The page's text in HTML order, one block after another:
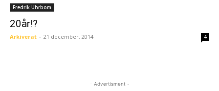
Fredrik Uhrbom
20år!?
Arkiverat - 21 december, 2014 4
- Advertisment -